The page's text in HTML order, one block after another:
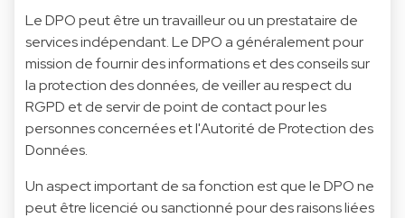
Le DPO peut être un travailleur ou un prestataire de
services indépendant. Le DPO a généralement pour
mission de fournir des informations et des conseils sur
la protection des données, de veiller au respect du
RGPD et de servir de point de contact pour les
personnes concernées et l'Autorité de Protection des
Données.
Un aspect important de sa fonction est que le DPO ne
peut être licencié ou sanctionné pour des raisons liées